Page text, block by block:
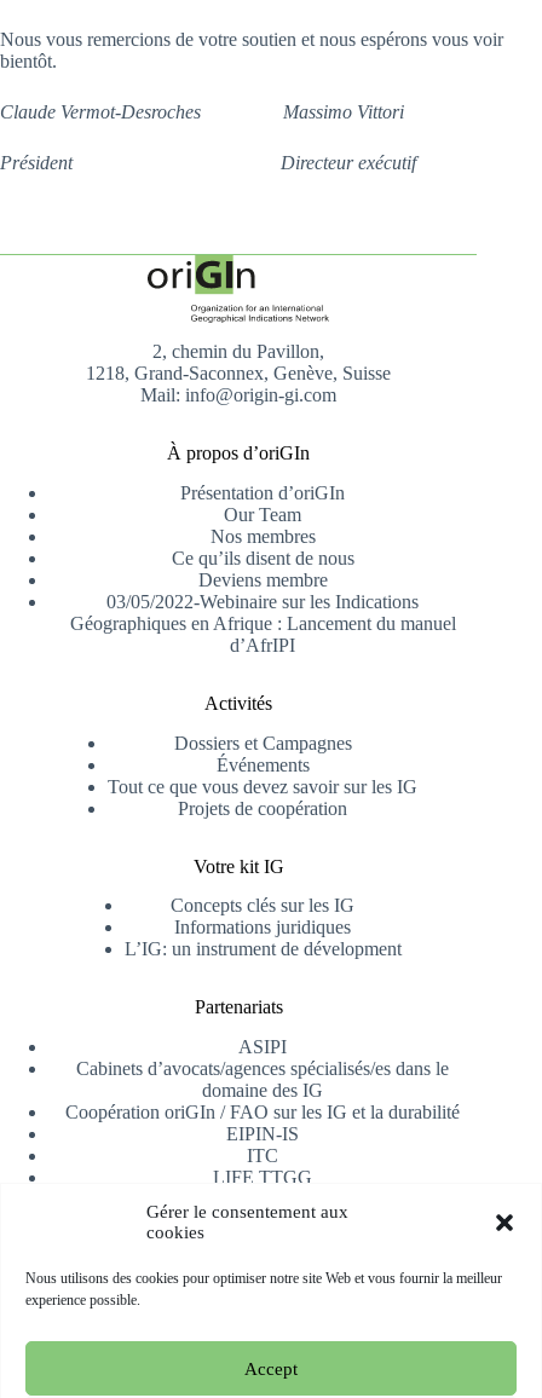
Gérer le consentement aux
cookies
Nous utilisons des cookies pour optimiser notre site Web et vous fournir la meilleur
experience possible.
Accept
Nous vous remercions de votre soutien et nous espérons vous voir
bientôt.
Claude Vermot-Desroches Massimo Vittori
Président Directeur exécutif
2, chemin du Pavillon,
1218, Grand-Saconnex, Genève, Suisse
Mail: info@origin-gi.com
À propos d’oriGIn
Présentation d’oriGIn
Our Team
Nos membres
Ce qu’ils disent de nous
Deviens membre
03/05/2022-Webinaire sur les Indications
Géographiques en Afrique : Lancement du manuel
d’AfrIPI
Activités
Dossiers et Campagnes
Événements
Tout ce que vous devez savoir sur les IG
Projets de coopération
Votre kit IG
Concepts clés sur les IG
Informations juridiques
L’IG: un instrument de dévelopment
Partenariats
ASIPI
Cabinets d’avocats/agences spécialisés/es dans le
domaine des IG
Coopération oriGIn / FAO sur les IG et la durabilité
EIPIN-IS
ITC
LIFE TTGG
AfrIPI
Recevoir notre newsletter
S'inscrire